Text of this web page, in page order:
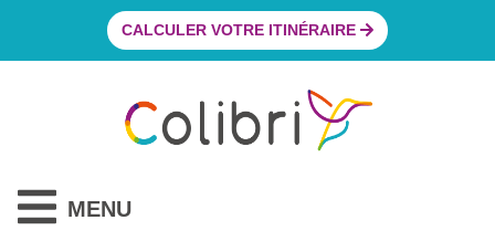
CALCULER VOTRE ITINÉRAIRE
MENU